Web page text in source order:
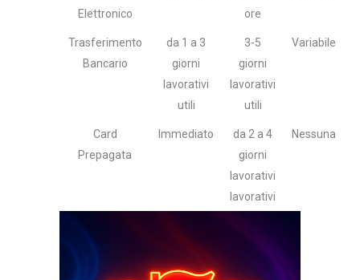
Elettronico
ore
Trasferimento
Bancario
da 1 a 3
giorni
lavorativi
utili
3-5
giorni
lavorativi
utili
Variabile
Card
Prepagata
Immediato
da 2 a 4
giorni
lavorativi
lavorativi
Nessuna